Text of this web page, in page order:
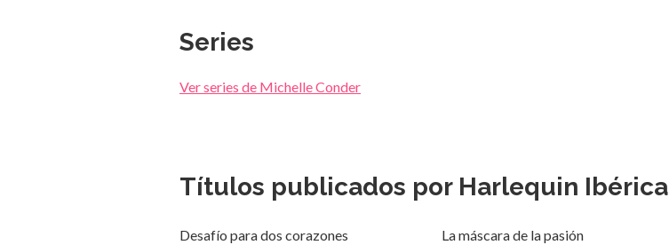
Series
Ver series de Michelle Conder
Títulos publicados por Harlequin Ibérica
Desafío para dos corazones La máscara de la pasión